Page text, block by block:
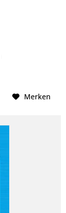
Merken